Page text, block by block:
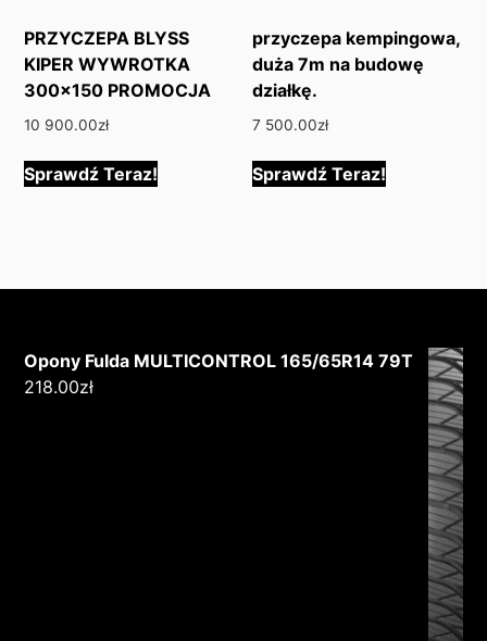
PRZYCZEPA BLYSS
KIPER WYWROTKA
300×150 PROMOCJA
10 900.00zł
Sprawdź Teraz!
przyczepa kempingowa,
duża 7m na budowę
działkę.
7 500.00zł
Sprawdź Teraz!
Opony Fulda MULTICONTROL 165/65R14 79T
218.00zł